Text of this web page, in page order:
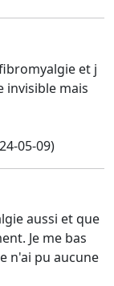
et j
invisible mais
05-09)
aussi et que
Je me bas
n'ai pu aucune